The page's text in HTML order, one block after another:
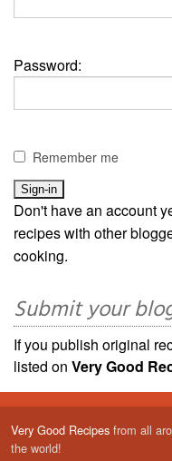
Password:
Remember me
Don't have an account
recipes with other
cooking.
Submit your
If you publish original
listed on Very Good
Very Good Recipes from all
the world!